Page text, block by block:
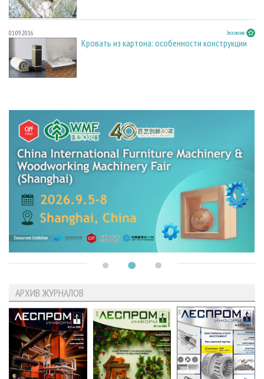
01.09.2016 Эксклюзив
Кровать из картона: особенности конструкции
АРХИВ ЖУРНАЛОВ